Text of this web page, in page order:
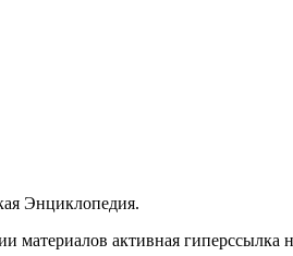
Энциклопедия.
материалов активная гиперссылка